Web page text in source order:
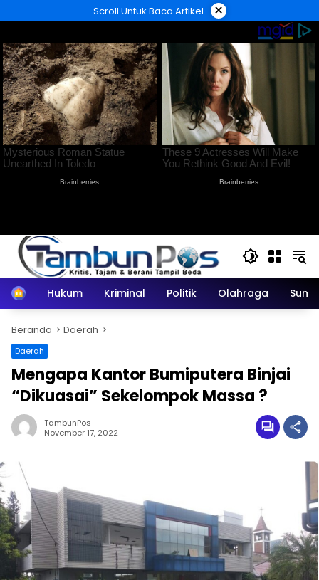
ke
Scroll Untuk Baca Artikel ×
HomeHukum Kriminal Politik Olahraga
Beranda Daerah
Daerah
Mengapa Kantor Bumiputera Binjai
“Dikuasai” Sekelompok Massa ?
TambunPos
November 17, 2022